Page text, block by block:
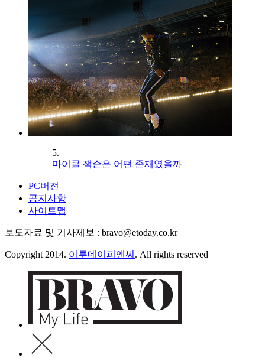
5.
마이클 잭슨은 어떤 존재였을까
PC버전
공지사항
사이트맵
보도자료 및 기사제보 : bravo@etoday.co.kr
Copyright 2014. 이투데이피엔씨 . All rights reserved